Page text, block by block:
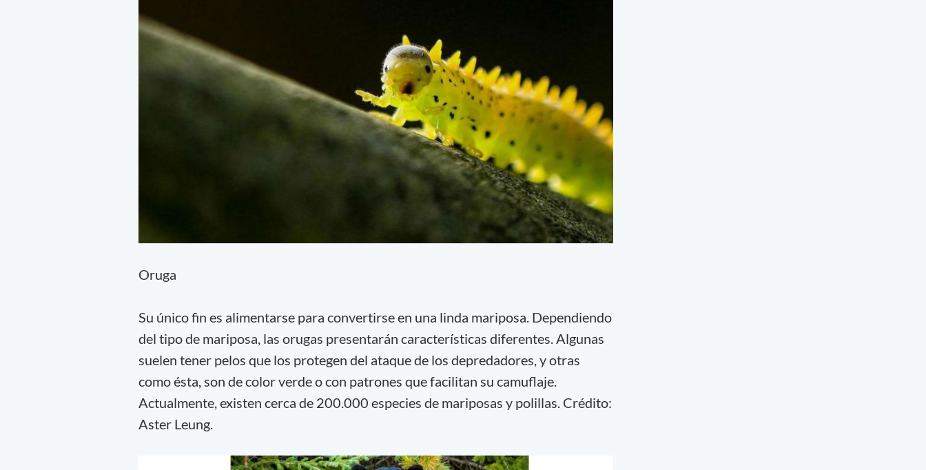
Oruga
Su único fin es alimentarse para convertirse en una linda mariposa. Dependiendo
del tipo de mariposa, las orugas presentarán características diferentes. Algunas
suelen tener pelos que los protegen del ataque de los depredadores, y otras
como ésta, son de color verde o con patrones que facilitan su camuflaje.
Actualmente, existen cerca de 200.000 especies de mariposas y polillas. Crédito:
Aster Leung.